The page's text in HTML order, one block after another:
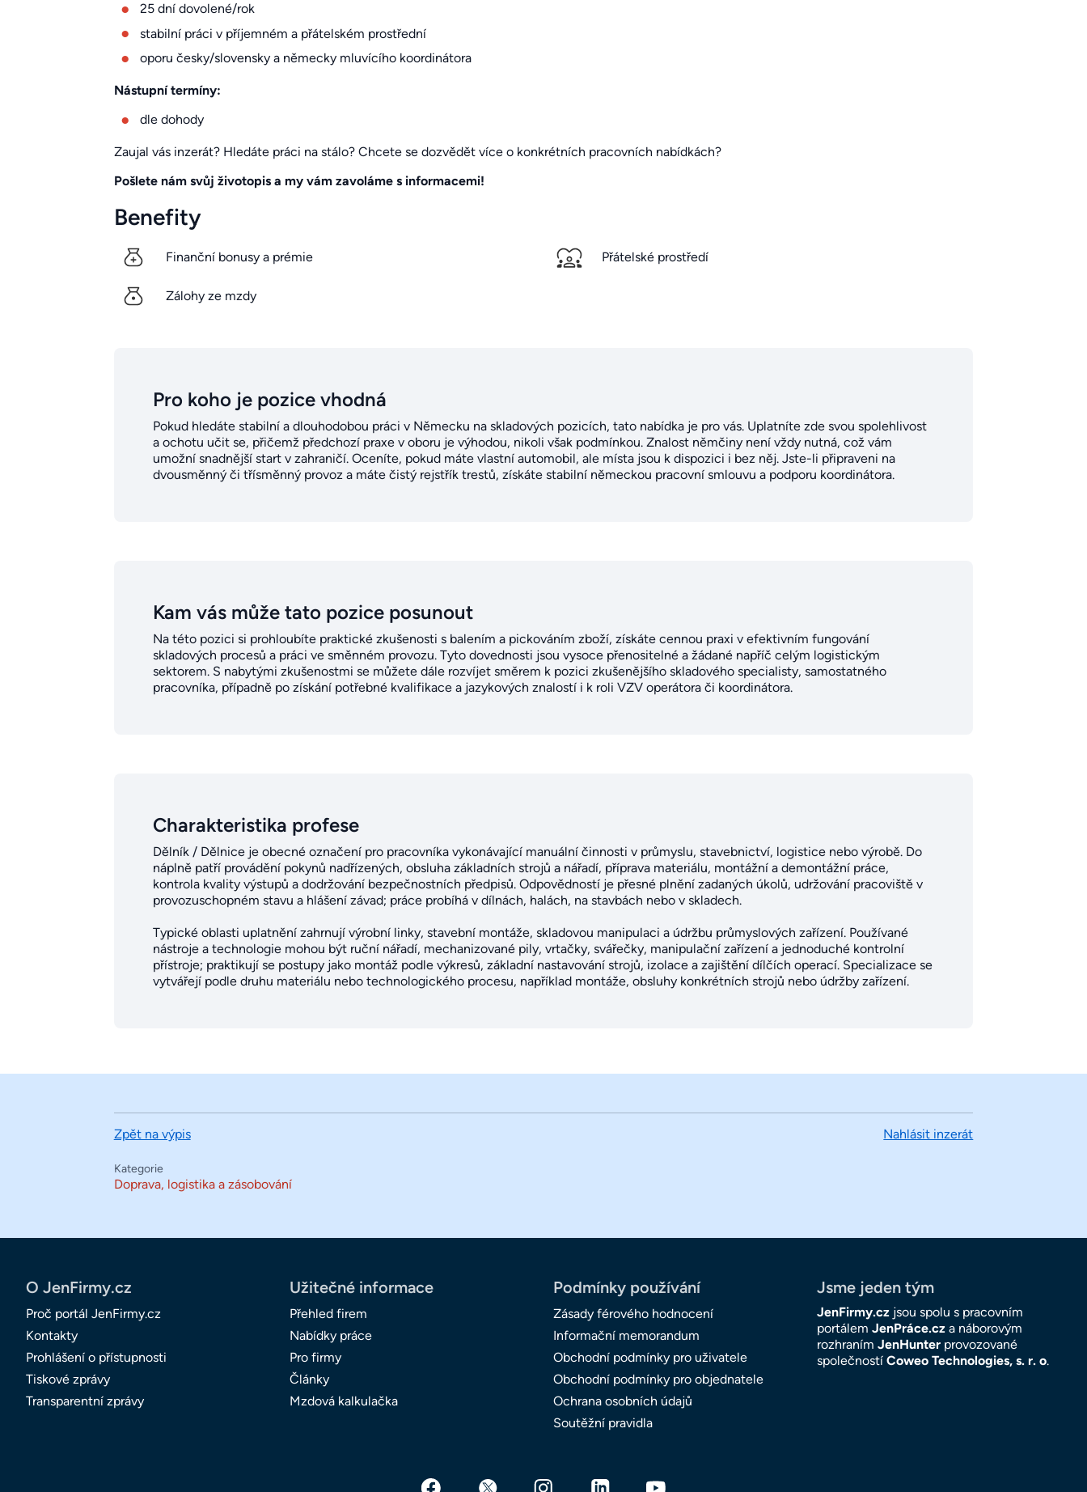
25 dní dovolené/rok
stabilní práci v příjemném a přátelském prostřední
oporu česky/slovensky a německy mluvícího koordinátora
Nástupní termíny:
dle dohody
Zaujal vás inzerát? Hledáte práci na stálo? Chcete se dozvědět více o konkrétních pracovních nabídkách?
Pošlete nám svůj životopis a my vám zavoláme s informacemi!
Benefity
Finanční bonusy a prémie
Zálohy ze mzdy
Přátelské prostředí
Pro koho je pozice vhodná
Pokud hledáte stabilní a dlouhodobou práci v Německu na skladových pozicích, tato nabídka je pro vás. Uplatníte zde svou spolehlivost
a ochotu učit se, přičemž předchozí praxe v oboru je výhodou, nikoli však podmínkou. Znalost němčiny není vždy nutná, což vám
umožní snadnější start v zahraničí. Oceníte, pokud máte vlastní automobil, ale místa jsou k dispozici i bez něj. Jste-li připraveni na
dvousměnný či třísměnný provoz a máte čistý rejstřík trestů, získáte stabilní německou pracovní smlouvu a podporu koordinátora.
Kam vás může tato pozice posunout
Na této pozici si prohloubíte praktické zkušenosti s balením a pickováním zboží, získáte cennou praxi v efektivním fungování
skladových procesů a práci ve směnném provozu. Tyto dovednosti jsou vysoce přenositelné a žádané napříč celým logistickým
sektorem. S nabytými zkušenostmi se můžete dále rozvíjet směrem k pozici zkušenějšího skladového specialisty, samostatného
pracovníka, případně po získání potřebné kvalifikace a jazykových znalostí i k roli VZV operátora či koordinátora.
Charakteristika profese
Dělník / Dělnice je obecné označení pro pracovníka vykonávající manuální činnosti v průmyslu, stavebnictví, logistice nebo výrobě. Do
náplně patří provádění pokynů nadřízených, obsluha základních strojů a nářadí, příprava materiálu, montážní a demontážní práce,
kontrola kvality výstupů a dodržování bezpečnostních předpisů. Odpovědností je přesné plnění zadaných úkolů, udržování pracoviště v
provozuschopném stavu a hlášení závad; práce probíhá v dílnách, halách, na stavbách nebo v skladech.
Typické oblasti uplatnění zahrnují výrobní linky, stavební montáže, skladovou manipulaci a údržbu průmyslových zařízení. Používané
nástroje a technologie mohou být ruční nářadí, mechanizované pily, vrtačky, svářečky, manipulační zařízení a jednoduché kontrolní
přístroje; praktikují se postupy jako montáž podle výkresů, základní nastavování strojů, izolace a zajištění dílčích operací. Specializace se
vytvářejí podle druhu materiálu nebo technologického procesu, například montáže, obsluhy konkrétních strojů nebo údržby zařízení.
Zpět na výpis Nahlásit inzerát
Kategorie
Doprava, logistika a zásobování
O JenFirmy.cz
Proč portál JenFirmy.cz
Kontakty
Prohlášení o přístupnosti
Tiskové zprávy
Transparentní zprávy
Užitečné informace
Přehled firem
Nabídky práce
Pro firmy
Články
Mzdová kalkulačka
Podmínky používání
Zásady férového hodnocení
Informační memorandum
Obchodní podmínky pro uživatele
Obchodní podmínky pro objednatele
Ochrana osobních údajů
Soutěžní pravidla
Jsme jeden tým
JenFirmy.cz jsou spolu s pracovním
portálem JenPráce.cz a náborovým
rozhraním JenHunter provozované
společností Coweo Technologies, s. r. o.